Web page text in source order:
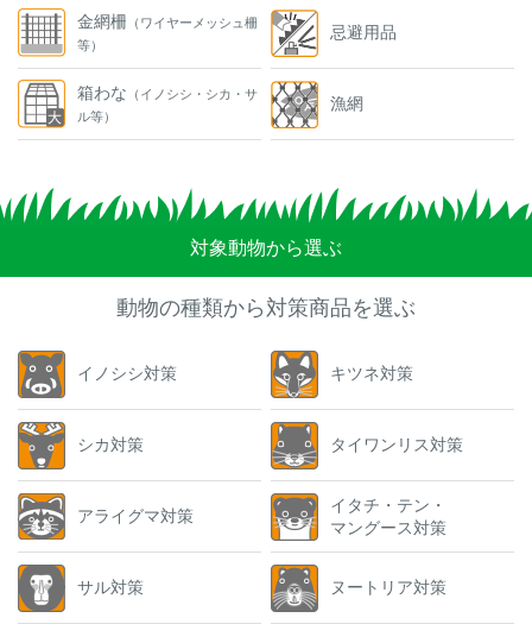
金網柵 （ワイヤーメッシュ柵
等）
箱わな （イノシシ・シカ・サ
ル等）
忌避用品
漁網
対象動物から選ぶ
動物の種類から対策商品を選ぶ
イノシシ対策
シカ対策
アライグマ対策
サル対策
キツネ対策
タイワンリス対策
イタチ・テン・
マングース対策
ヌートリア対策